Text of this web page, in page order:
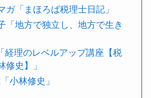
ガ「まほろば税理士日記」
「地方で独立し、地方で生き
経理のレベルアップ講座【税
史】」
小林修史」